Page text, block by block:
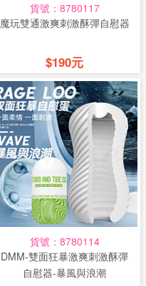
貨號：8780117
魔玩雙通激爽刺激酥彈自慰器
$190元
貨號：8780114
DMM-雙面狂暴激爽刺激酥彈
自慰器-暴風與浪潮